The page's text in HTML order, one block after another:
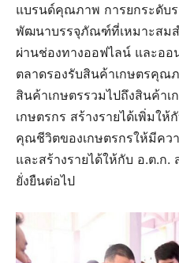
แบรนด์คุณภาพ การยกระดับ
พัฒนาบรรจุภัณฑ์ที่เหมาะสมส
ผ่านช่องทางออฟไลน์ และออ
ตลาดรองรับสินค้าเกษตรคุ
สินค้าเกษตรรวมไปถึงสินค้าเ
เกษตรกร สร้างรายได้เพิ่มให้
คุณชีวิตของเกษตรกรให้มีคว
และสร้างรายได้ให้กับ อ.ต.ก.
ยั่งยืนต่อไป